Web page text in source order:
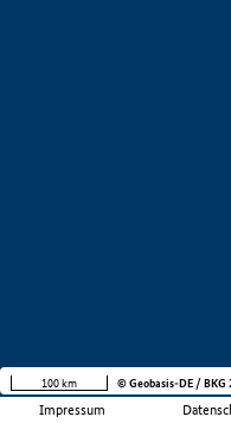
Impressum
100 km © Geobasis-DE / BKG